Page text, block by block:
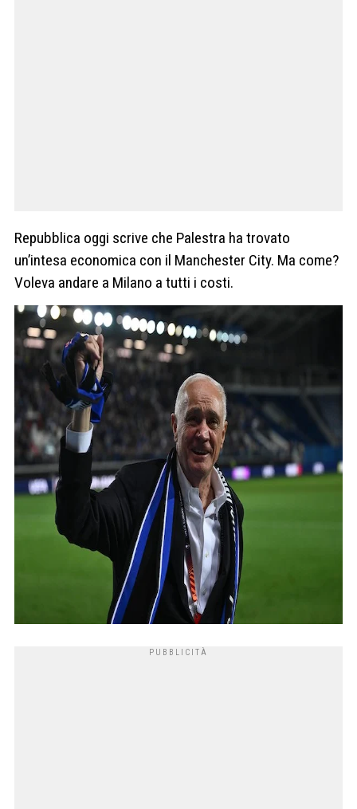
Repubblica oggi scrive che Palestra ha trovato
un’intesa economica con il Manchester City. Ma come?
Voleva andare a Milano a tutti i costi.